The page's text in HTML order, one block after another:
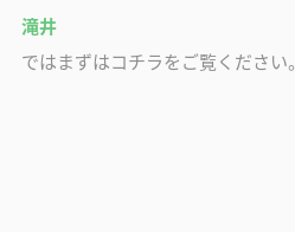
滝井
ではまずはコチラをご覧ください。